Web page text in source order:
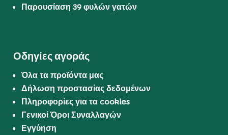
Παρουσίαση 39 φυλών γατών
Οδηγίες αγοράς
Όλα τα προϊόντα μας
Δήλωση προστασίας δεδομένων
Πληροφορίες για τα cookies
Γενικοί Όροι Συναλλαγών
Εγγύηση